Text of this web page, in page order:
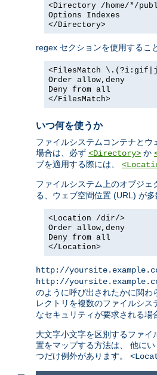
<Directory /home/*/
Options Indexes
</Directory>
regex セクションを使用するこ
<FilesMatch
Order allow,deny
Deny from all
</FilesMatch>
いつ何を使うか
ファイルシステムコンテナと
場合は、必ず <Directory> か
ブを適用する際には、
ファイルシステム上のオブジェ
る、ウェブ空間位置 (URL) が
<Location /dir/>
Order allow,deny
Deny from all
</Location>
http://
http://
のように呼び出されたかに関わ
レクトリを複数のファイルシス
なセキュリティが要求される場
大文字小文字を区別するファ
置をマップする方法は、 他に
つだけ例外があります。